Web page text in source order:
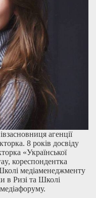
агенції
8 років досвіду
«Української
кореспондентка
медіаменеджменту
в Ризі та Школі